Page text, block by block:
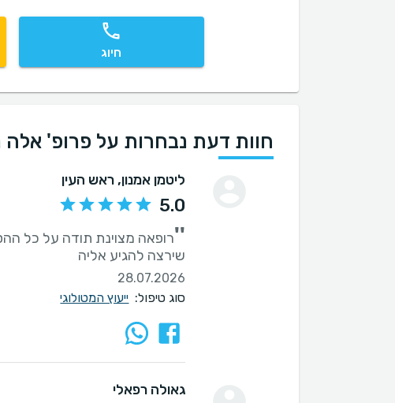
חיוג
חוות דעת נבחרות על פרופ'
ליטמן אמנון, ראש העין
5.0
''רופאה מצוינת תודה על כל
שירצה להגיע אליה
28.07.2026
סוג טיפול: ייעוץ המטולוגי
גאולה רפאלי